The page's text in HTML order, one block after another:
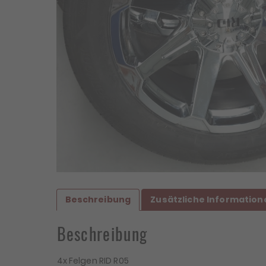
Beschreibung Zusätzliche
Beschreibung
4x Felgen RID R05